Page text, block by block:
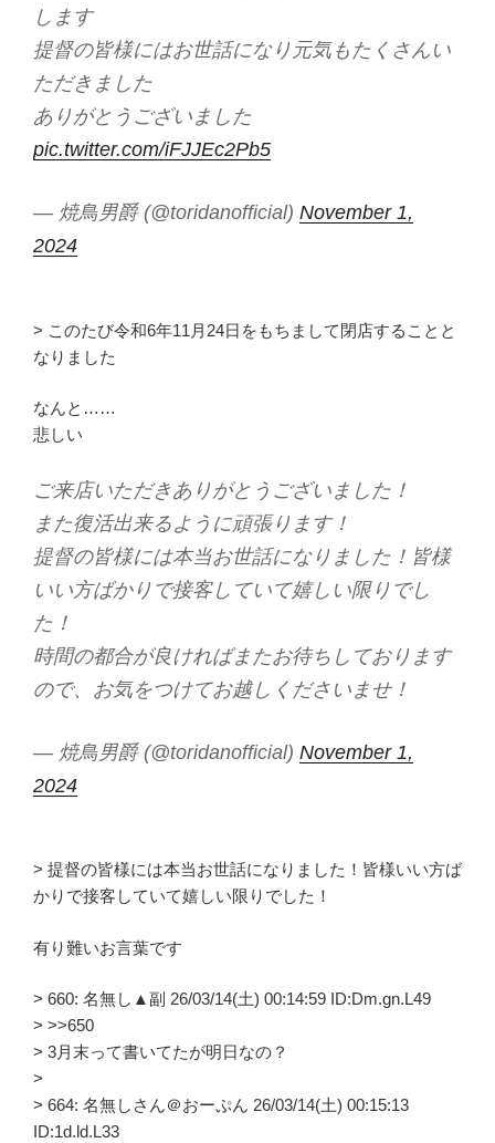
します
提督の皆様にはお世話になり元気もたくさんい
ただきました
ありがとうございました
pic.twitter.com/iFJJEc2Pb5
— 焼鳥男爵 (@toridanofficial) November 1,
2024
> このたび令和6年11月24日をもちまして閉店することと
なりました
なんと……
悲しい
ご来店いただきありがとうございました！
また復活出来るように頑張ります！
提督の皆様には本当お世話になりました！皆様
いい方ばかりで接客していて嬉しい限りでし
た！
時間の都合が良ければまたお待ちしております
ので、お気をつけてお越しくださいませ！
— 焼鳥男爵 (@toridanofficial) November 1,
2024
> 提督の皆様には本当お世話になりました！皆様いい方ば
かりで接客していて嬉しい限りでした！
有り難いお言葉です
> 660: 名無し▲副 26/03/14(土) 00:14:59 ID:Dm.gn.L49
> >>650
> 3月末って書いてたが明日なの？
>
> 664: 名無しさん＠おーぷん 26/03/14(土) 00:15:13
ID:1d.ld.L33